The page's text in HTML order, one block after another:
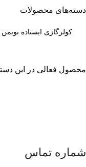
دسته‌های محصولات
محصول فعالی در این
شماره تماس